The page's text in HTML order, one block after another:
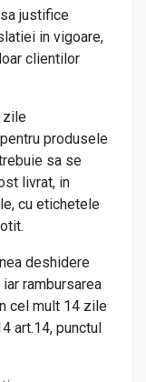
justifice
in vigoare,
clientilor
zile
produsele
sa se
livrat, in
cu etichetele
deshidere
rambursarea
cel mult 14 zile
art.14, punctul